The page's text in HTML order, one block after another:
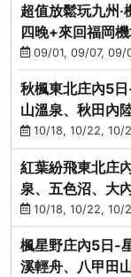
超值放鬆玩九州
四晚+來回福岡
09/01, 09/07, 09/
秋楓東北庄內5
山溫泉、秋田內
10/18, 10/22, 10/
紅葉紛飛東北庄
泉、五色沼、大
10/18, 10/22, 10/
楓星野庄內5日-
溪輕舟、八甲田